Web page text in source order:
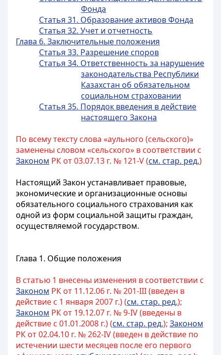
Фонда
Статья 31. Образование активов Фонда
Статья 32. Учет и отчетность
Глава 6. Заключительные положения
Статья 33. Разрешение споров
Статья 34. Ответственность за нарушение
законодательства Республики
Казахстан об обязательном
социальном страховании
Статья 35. Порядок введения в действие
настоящего Закона
По всему тексту слова «аульного (сельского)»
заменены словом «сельского» в соответствии с
Законом РК от 03.07.13 г. № 121-V (см. стар. ред.)
Настоящий Закон устанавливает правовые,
экономические и организационные основы
обязательного социального страхования как
одной из форм социальной защиты граждан,
осуществляемой государством.
Глава 1. Общие положения
В статью 1 внесены изменения в соответствии с
Законом РК от 11.12.06 г. № 201-III (введен в
действие с 1 января 2007 г.) (см. стар. ред.);
Законом РК от 19.12.07 г. № 9-IV (введены в
действие с 01.01.2008 г.) (см. стар. ред.); Законом
РК от 02.04.10 г. № 262-IV (введен в действие по
истечении шести месяцев после его первого